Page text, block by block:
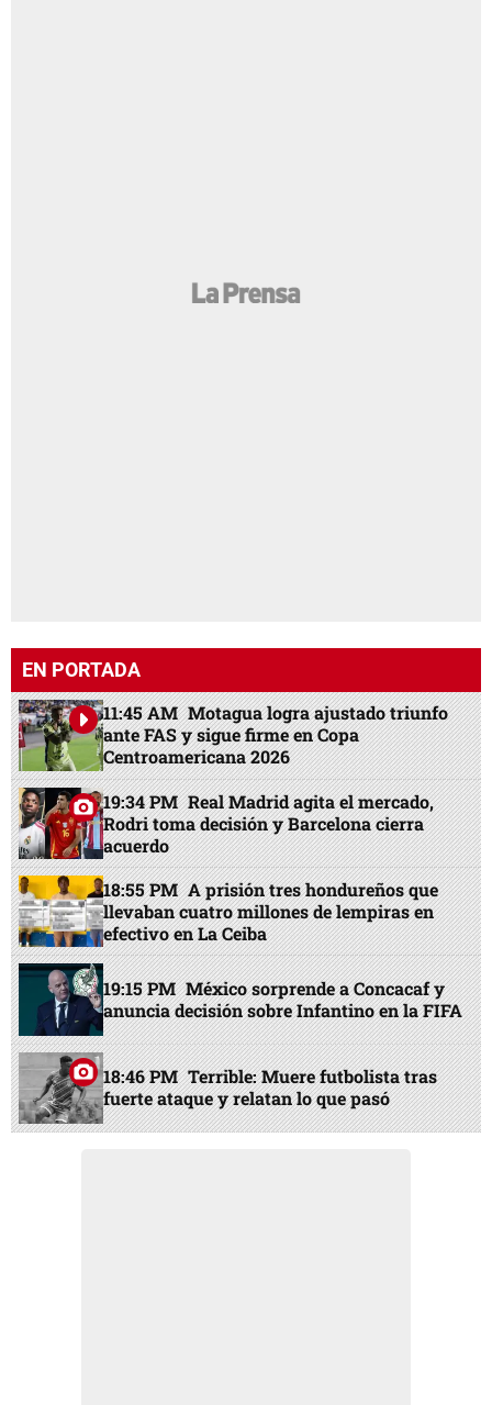
EN PORTADA
11:45 AM Motagua logra ajustado triunfo
ante FAS y sigue firme en Copa
Centroamericana 2026
19:34 PM Real Madrid agita el mercado,
Rodri toma decisión y Barcelona cierra
acuerdo
18:55 PM A prisión tres hondureños que
llevaban cuatro millones de lempiras en
efectivo en La Ceiba
19:15 PM México sorprende a Concacaf y
anuncia decisión sobre Infantino en la FIFA
18:46 PM Terrible: Muere futbolista tras
fuerte ataque y relatan lo que pasó